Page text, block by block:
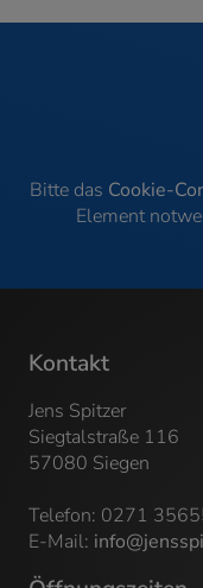
Bitte das Cookie-
Element
Kontakt
Jens Spitzer
Siegtalstraße 116
57080 Siegen
Telefon: 0271
E-Mail: